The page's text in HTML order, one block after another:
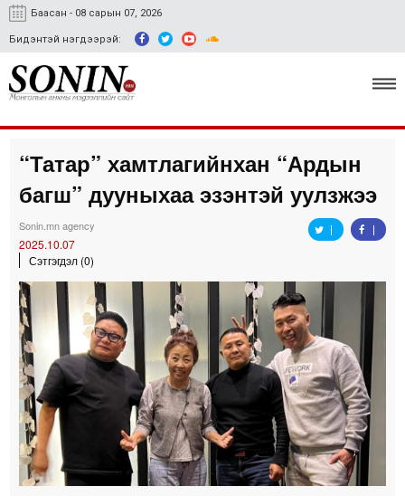
Баасан - 08 сарын 07, 2026
Бидэнтэй нэгдээрэй:
Улс төр, эдийн засаг
Гэмт хэрэг
Спорт
Easy news
“Татар” хамтлагийнхан “Ардын
багш” дууныхаа эзэнтэй уулзжээ
Sonin.mn agency
2025.10.07
Сэтгэгдэл (0)